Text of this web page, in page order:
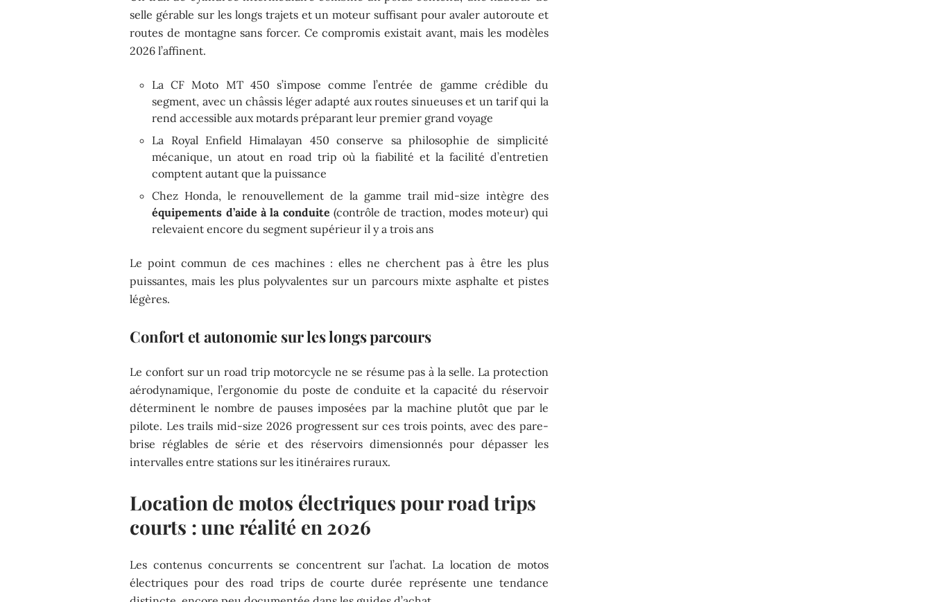
selle gérable sur les longs trajets et un moteur suffisant pour avaler autoroute et
routes de montagne sans forcer. Ce compromis existait avant, mais les modèles
2026 l’affinent.
La CF Moto MT 450 s’impose comme l’entrée de gamme crédible du
segment, avec un châssis léger adapté aux routes sinueuses et un tarif qui la
rend accessible aux motards préparant leur premier grand voyage
La Royal Enfield Himalayan 450 conserve sa philosophie de simplicité
mécanique, un atout en road trip où la fiabilité et la facilité d’entretien
comptent autant que la puissance
Chez Honda, le renouvellement de la gamme trail mid-size intègre des
équipements d’aide à la conduite (contrôle de traction, modes moteur) qui
relevaient encore du segment supérieur il y a trois ans
Le point commun de ces machines : elles ne cherchent pas à être les plus
puissantes, mais les plus polyvalentes sur un parcours mixte asphalte et pistes
légères.
Confort et autonomie sur les longs parcours
Le confort sur un road trip motorcycle ne se résume pas à la selle. La protection
aérodynamique, l’ergonomie du poste de conduite et la capacité du réservoir
déterminent le nombre de pauses imposées par la machine plutôt que par le
pilote. Les trails mid-size 2026 progressent sur ces trois points, avec des pare-
brise réglables de série et des réservoirs dimensionnés pour dépasser les
intervalles entre stations sur les itinéraires ruraux.
Location de motos électriques pour road trips
courts : une réalité en 2026
Les contenus concurrents se concentrent sur l’achat. La location de motos
électriques pour des road trips de courte durée représente une tendance